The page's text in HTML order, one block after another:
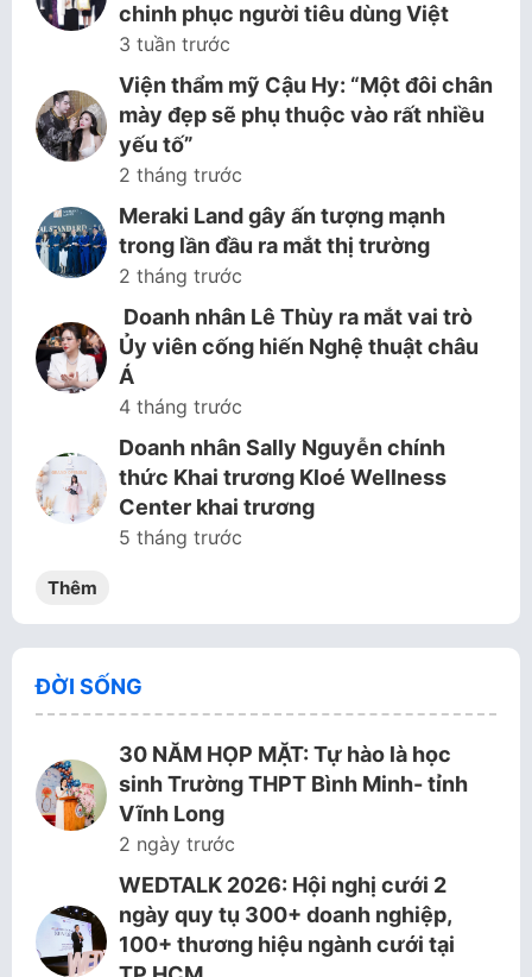
chinh phục người tiêu dùng Việt
3 tuần trước
Viện thẩm mỹ Cậu Hy: “Một đôi chân
mày đẹp sẽ phụ thuộc vào rất nhiều
yếu tố”
2 tháng trước
Meraki Land gây ấn tượng mạnh
trong lần đầu ra mắt thị trường
2 tháng trước
Doanh nhân Lê Thùy ra mắt vai trò
Ủy viên cống hiến Nghệ thuật châu
Á
4 tháng trước
Doanh nhân Sally Nguyễn chính
thức Khai trương Kloé Wellness
Center khai trương
5 tháng trước
Thêm
ĐỜI SỐNG
30 NĂM HỌP MẶT: Tự hào là học
sinh Trường THPT Bình Minh- tỉnh
Vĩnh Long
2 ngày trước
WEDTALK 2026: Hội nghị cưới 2
ngày quy tụ 300+ doanh nghiệp,
100+ thương hiệu ngành cưới tại